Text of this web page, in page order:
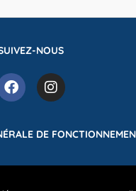
NOUS
DE